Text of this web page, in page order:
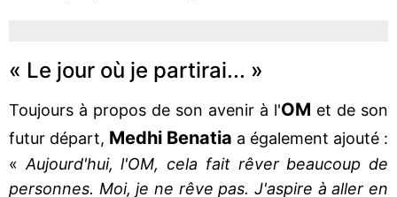
« Le jour où je partirai... »
Toujours à propos de son avenir à l'OM et de son
futur départ, Medhi Benatia a également ajouté :
« Aujourd'hui, l'OM, cela fait rêver beaucoup de
personnes. Moi, je ne rêve pas. J'aspire à aller en